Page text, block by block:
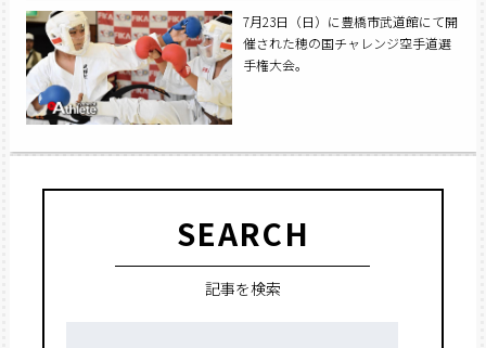
7月23日（日）に豊橋市武道館にて開
催された穂の国チャレンジ空手道選
手権大会。
SEARCH
記事を検索